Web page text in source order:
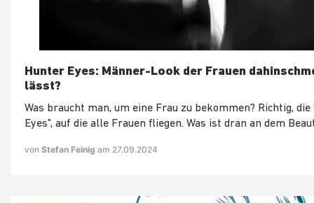
Hunter Eyes: Männer-Look der Frauen
lässt?
Was braucht man, um eine Frau zu bekommen? Richtig, die
Eyes", auf die alle Frauen fliegen. Was ist dran an dem
von Stefan Feinig am 27.09.2024